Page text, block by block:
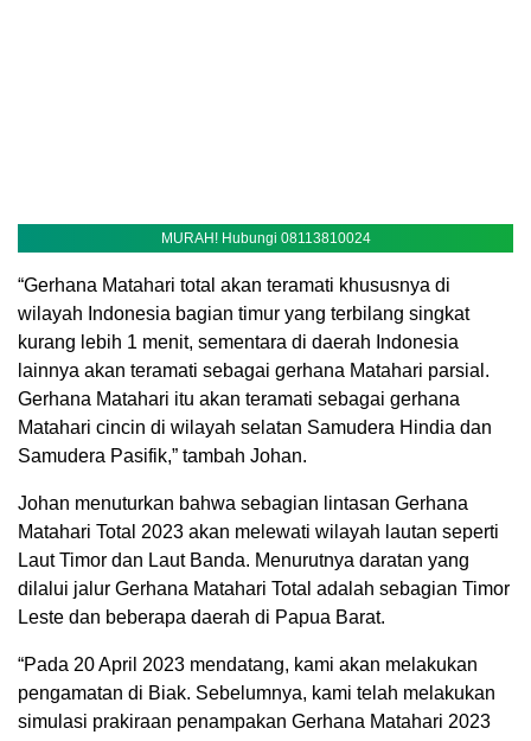
MURAH! Hubungi 08113810024
“Gerhana Matahari total akan teramati khususnya di
wilayah Indonesia bagian timur yang terbilang singkat
kurang lebih 1 menit, sementara di daerah Indonesia
lainnya akan teramati sebagai gerhana Matahari parsial.
Gerhana Matahari itu akan teramati sebagai gerhana
Matahari cincin di wilayah selatan Samudera Hindia dan
Samudera Pasifik,” tambah Johan.
Johan menuturkan bahwa sebagian lintasan Gerhana
Matahari Total 2023 akan melewati wilayah lautan seperti
Laut Timor dan Laut Banda. Menurutnya daratan yang
dilalui jalur Gerhana Matahari Total adalah sebagian Timor
Leste dan beberapa daerah di Papua Barat.
“Pada 20 April 2023 mendatang, kami akan melakukan
pengamatan di Biak. Sebelumnya, kami telah melakukan
simulasi prakiraan penampakan Gerhana Matahari 2023